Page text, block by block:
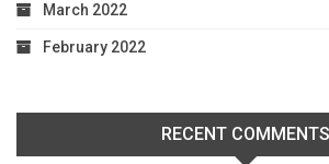
March 2022
February 2022
RECENT COMMENTS